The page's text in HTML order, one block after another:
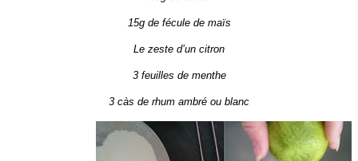
15g de fécule de maïs
Le zeste d’un citron
3 feuilles de menthe
3 càs de rhum ambré ou blanc